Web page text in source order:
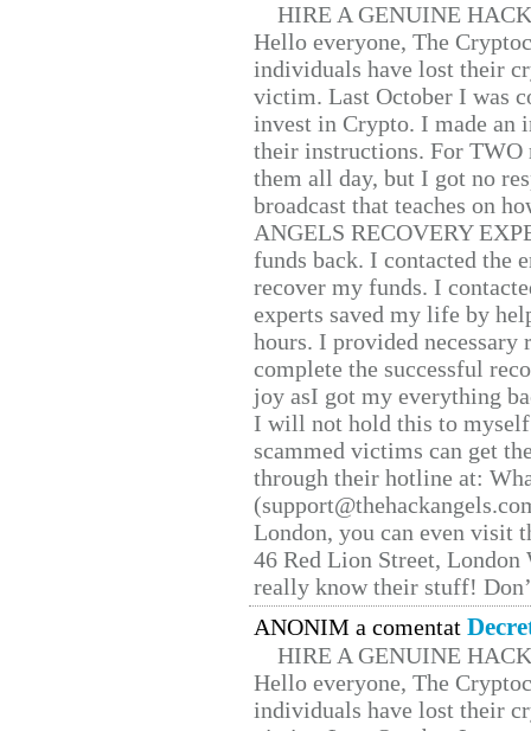
HIRE A GENUINE
Hello everyone, The
individuals have lost their
victim. Last October I was
invest in Crypto. I made
their instructions. For TWO
them all day, but I got no
broadcast that teaches on
ANGELS RECOVERY
funds back. I contacted the
recover my funds. I
experts saved my life by
hours. I provided
complete the successful
joy asI got my everything
I will not hold this to
scammed victims can get
through their hotline at:
London, you can even visit
46 Red Lion Street, London
really know their stuff!
ANONIM a comentat
HIRE A GENUINE
Hello everyone, The
individuals have lost their